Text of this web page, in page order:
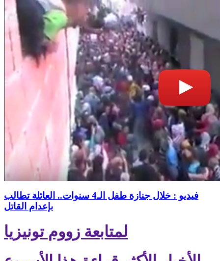
فيديو : خلال جنازة طفل الـ4 سنوات.. العائلة تطالب
بإعدام القاتل
لمتابعة زووم تونيزيا